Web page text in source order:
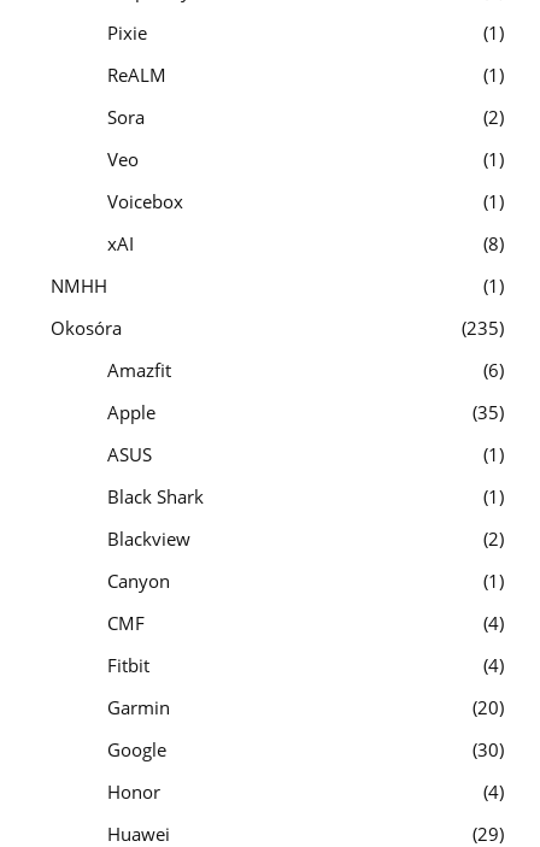
Pixie
1
ReALM
1
Sora
2
Veo
1
Voicebox
1
xAI
8
NMHH
1
Okosóra
235
Amazfit
6
Apple
35
ASUS
1
Black Shark
1
Blackview
2
Canyon
1
CMF
4
Fitbit
4
Garmin
20
Google
30
Honor
4
Huawei
29